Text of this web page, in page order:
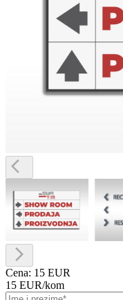
Cena: 15 EUR
15 EUR/kom